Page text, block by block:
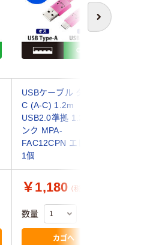
次へ
USBケーブル タイプ
C (A-C) 1.2m
USB2.0準拠 1.2m ピ
ンク MPA-
FAC12CPN エレコム
1個
￥1,180 （税込）
数量
カゴへ